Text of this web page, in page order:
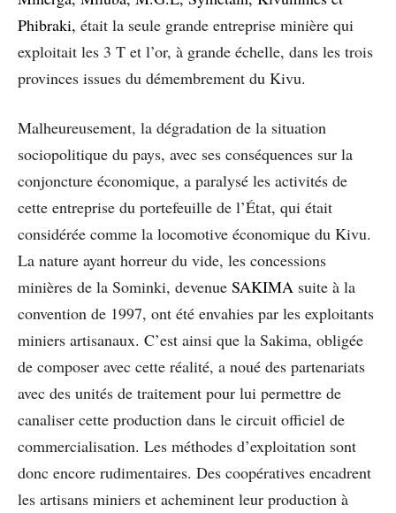
Phibraki, était la seule grande entreprise minière qui
exploitait les 3 T et l’or, à grande échelle, dans les trois
provinces issues du démembrement du Kivu.
Malheureusement, la dégradation de la situation
sociopolitique du pays, avec ses conséquences sur la
conjoncture économique, a paralysé les activités de
cette entreprise du portefeuille de l’État, qui était
considérée comme la locomotive économique du Kivu.
La nature ayant horreur du vide, les concessions
minières de la Sominki, devenue SAKIMA suite à la
convention de 1997, ont été envahies par les exploitants
miniers artisanaux. C’est ainsi que la Sakima, obligée
de composer avec cette réalité, a noué des partenariats
avec des unités de traitement pour lui permettre de
canaliser cette production dans le circuit officiel de
commercialisation. Les méthodes d’exploitation sont
donc encore rudimentaires. Des coopératives encadrent
les artisans miniers et acheminent leur production à